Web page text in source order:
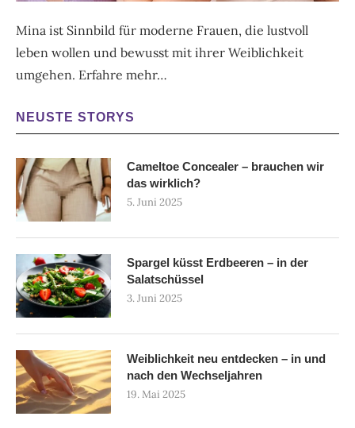
Mina ist Sinnbild für moderne Frauen, die lustvoll
leben wollen und bewusst mit ihrer Weiblichkeit
umgehen. Erfahre mehr…
NEUSTE STORYS
Cameltoe Concealer – brauchen wir
das wirklich?
5. Juni 2025
Spargel küsst Erdbeeren – in der
Salatschüssel
3. Juni 2025
Weiblichkeit neu entdecken – in und
nach den Wechseljahren
19. Mai 2025